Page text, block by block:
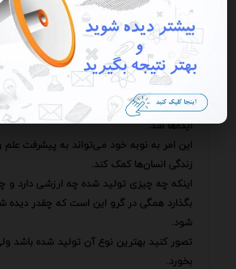
با تجزیه و تحلیل این داده‌ها می‌توان فهمید
تبلیغاتی مؤثرتر بوده‌اند و کدام پیام‌های
در نتیجه تبلیغات ابزاری قدرتمند برای افزایش
محتوای تحقیقاتی است.
با استفاده از استراتژی‌های تبلیغاتی مؤثر
تحقیقاتی را به مخاطبان بیشتری رساند و
ایده‌ها شد.
این امر به نوبه خود می‌تواند به پیشرفت علم
زندگی انسان‌ها کمک کند.
اینکه چه چیزی تولید شده چه ارزشی دارد و
بگذارد همگی در گرو این است که چقدر دیده
شود.
تصور کنید بهترین نوع آن تولید شده باشد
بخورد.